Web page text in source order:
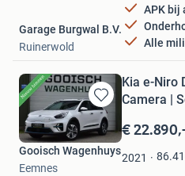
APK bij
Alle
Garage Burgwal B.V.
Ruinerwold
Bewaren
in
Mijn
Favorieten
Kia e-Niro
Camera |
€
2021
Gooisch Wagenhuys
Eemnes